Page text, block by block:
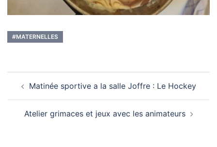
#MATERNELLES
d’article
Matinée sportive a la salle Joffre : Le Hockey
Atelier grimaces et jeux avec les animateurs